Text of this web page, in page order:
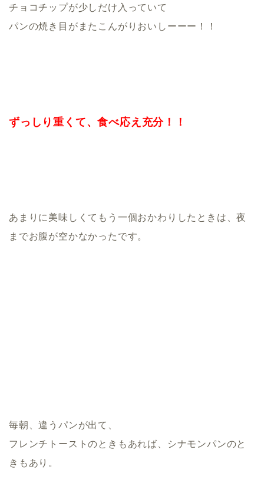
チョコチップが少しだけ入っていて
パンの焼き目がまたこんがりおいしーーー！！
ずっしり重くて、食べ応え充分！！
あまりに美味しくてもう一個おかわりしたときは、夜
までお腹が空かなかったです。
毎朝、違うパンが出て、
フレンチトーストのときもあれば、シナモンパンのと
きもあり。